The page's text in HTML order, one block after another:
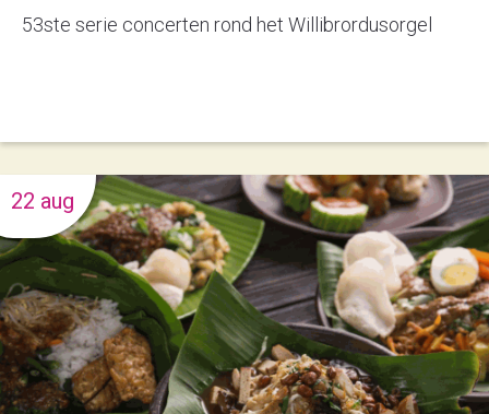
53ste serie concerten rond het Willibrordusorgel
22 aug